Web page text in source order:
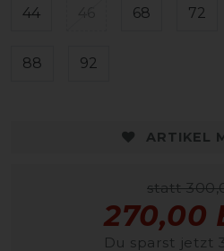
44 68 72
88 92
ARTIKEL
statt
270,00
Du sparst jetzt